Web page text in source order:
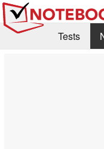
Tests